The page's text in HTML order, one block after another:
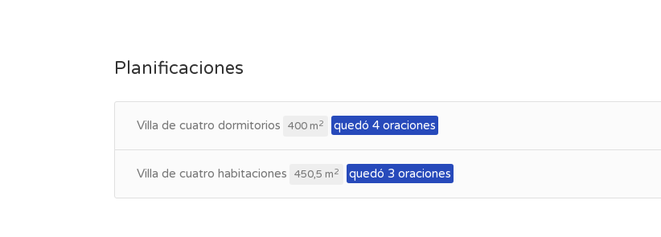
Planificaciones
Villa de cuatro dormitorios 400 m2 quedó 4 oraciones
Villa de cuatro habitaciones 450,5 m2 quedó 3 oraciones